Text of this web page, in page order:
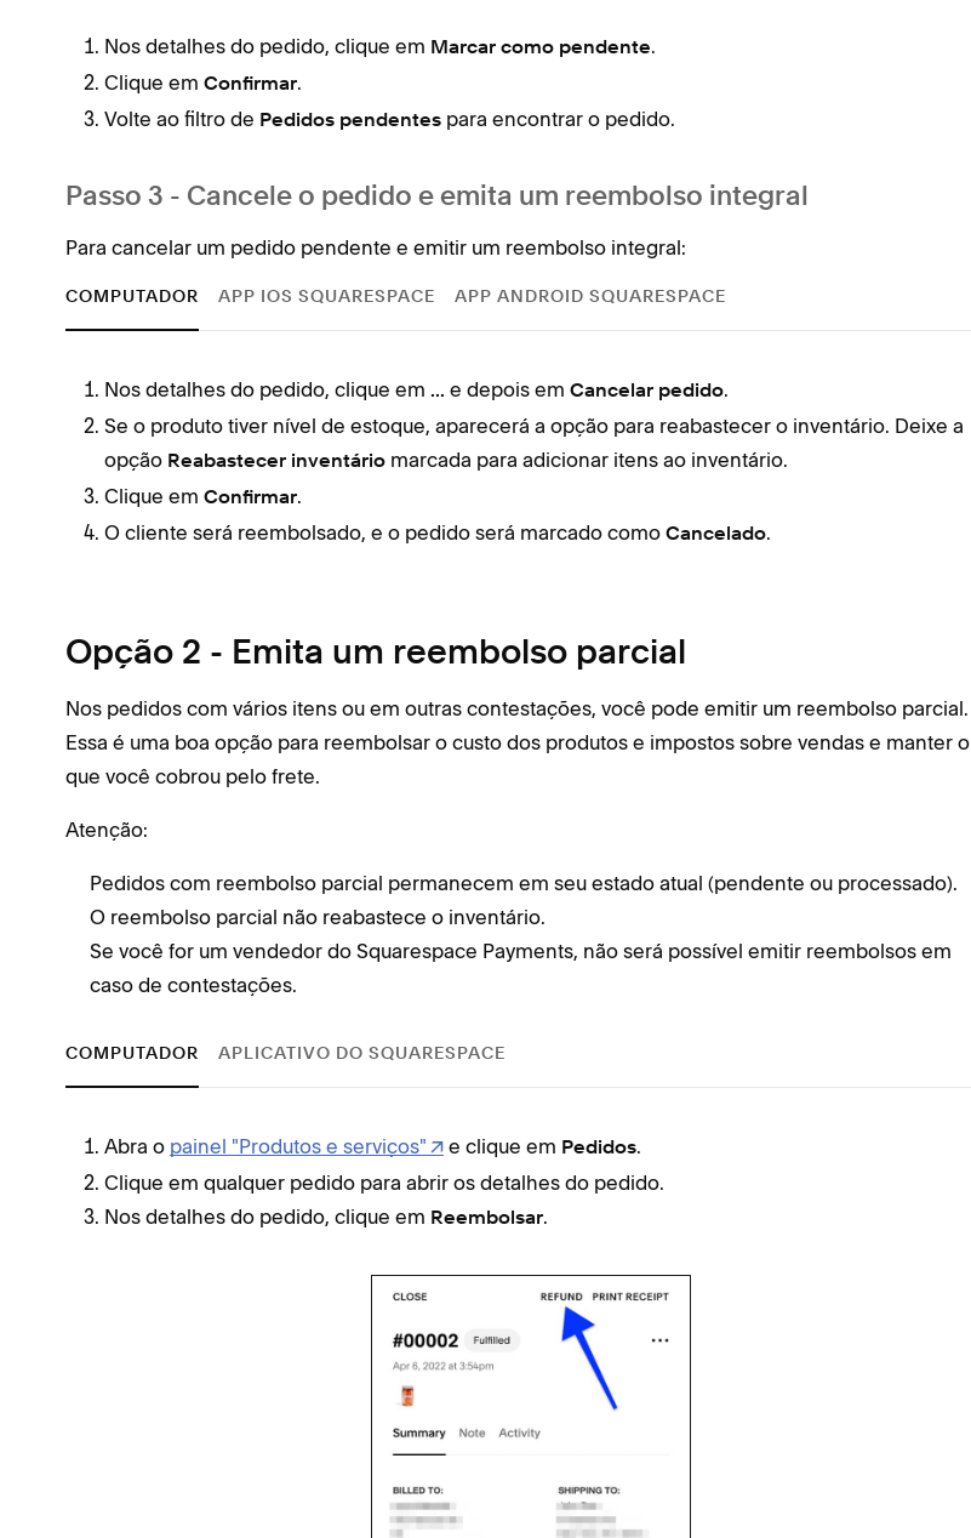
Nos detalhes do pedido, clique em Marcar como pendente.
Clique em Confirmar.
Volte ao filtro de Pedidos pendentes para encontrar o pedido.
Passo 3 - Cancele o pedido e emita um reembolso integral
Para cancelar um pedido pendente e emitir um reembolso integral:
COMPUTADOR APP IOS SQUARESPACE APP ANDROID SQUARESPACE
Nos detalhes do pedido, clique em ... e depois em Cancelar pedido.
Se o produto tiver nível de estoque, aparecerá a opção para reabastecer o inventário. Deixe a
opção Reabastecer inventário marcada para adicionar itens ao inventário.
Clique em Confirmar.
O cliente será reembolsado, e o pedido será marcado como Cancelado.
Opção 2 - Emita um reembolso parcial
Nos pedidos com vários itens ou em outras contestações, você pode emitir um reembolso parcial.
Essa é uma boa opção para reembolsar o custo dos produtos e impostos sobre vendas e manter o
que você cobrou pelo frete.
Atenção:
Pedidos com reembolso parcial permanecem em seu estado atual (pendente ou processado).
O reembolso parcial não reabastece o inventário.
Se você for um vendedor do Squarespace Payments, não será possível emitir reembolsos em
caso de contestações.
COMPUTADOR APLICATIVO DO SQUARESPACE
Abra o painel "Produtos e serviços" e clique em Pedidos.
Clique em qualquer pedido para abrir os detalhes do pedido.
Nos detalhes do pedido, clique em Reembolsar.